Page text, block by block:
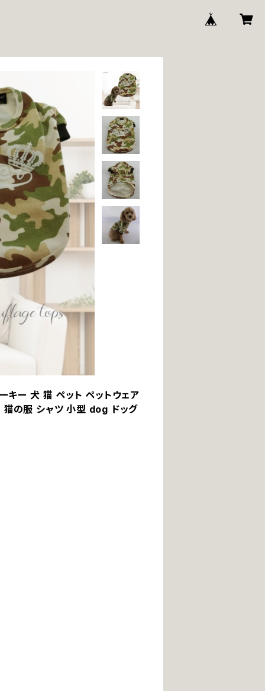
キー 犬 猫 ペット ペットウェア
の服 シャツ 小型 dog ドッグ